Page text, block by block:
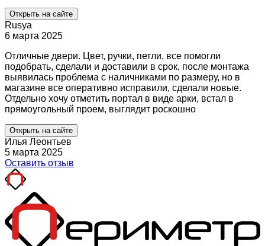
Открыть на сайте
Rusya
6 марта 2025
Отличные двери. Цвет, ручки, петли, все помогли
подобрать, сделали и доставили в срок, после монтажа
выявилась проблема с наличниками по размеру, но в
магазине все оперативно исправили, сделали новые.
Отдельно хочу отметить портал в виде арки, встал в
прямоугольный проем, выглядит роскошно
Открыть на сайте
Илья Леонтьев
5 марта 2025
Оставить отзыв